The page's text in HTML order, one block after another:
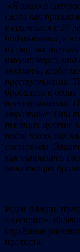
«Я знаю о
слова как призыв
я сражался с 19
подчинённых, я
их дни,
именно через
молчать, когда
преступниками.
бросились в
преступниками.
моральные. Они
петиции против
после того, как
состоянии
как направить
голодающих
Идан Амеди,
«Кесарии»,
серьёзные
протеста.